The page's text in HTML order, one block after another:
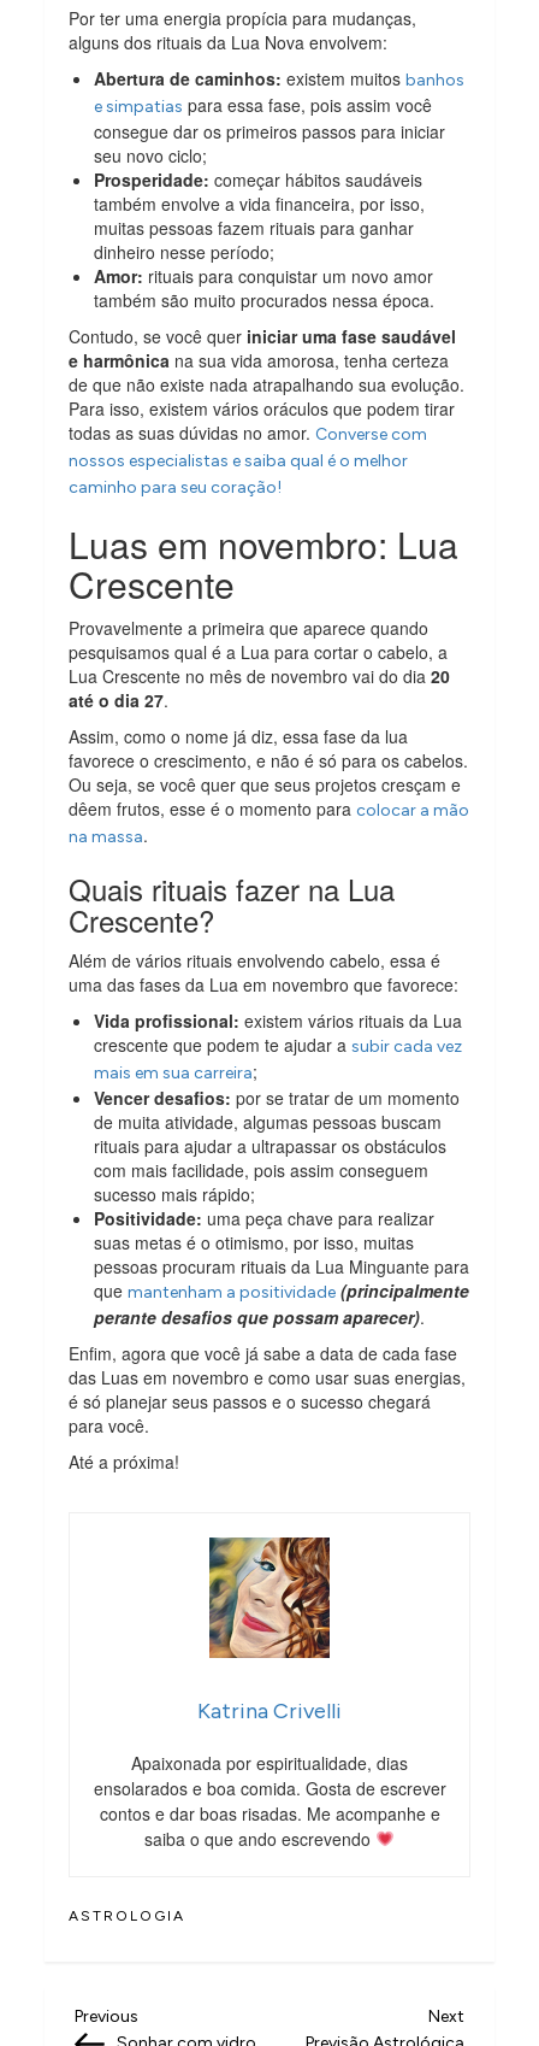
Por ter uma energia propícia para mudanças,
alguns dos rituais da Lua Nova envolvem:
Abertura de caminhos: existem muitosbanhos
e simpatias para essa fase, pois assim você
consegue dar os primeiros passos para iniciar
seu novo ciclo;
Prosperidade:começar hábitos saudáveis
também envolve a vida financeira, por isso,
muitas pessoas fazem rituais para ganhar
dinheiro nesse período;
Amor: rituais para conquistar um novo amor
também são muito procurados nessa época.
Contudo, se você quer iniciar uma fase saudável
e harmônica na sua vida amorosa, tenha certeza
de que não existe nada atrapalhando sua evolução.
Para isso, existem vários oráculos que podem tirar
todas as suas dúvidas no amor. Converse com
nossos especialistas e saiba qual é o melhor
caminho para seu coração!
Luas em novembro: Lua
Crescente
Provavelmente a primeira que aparece quando
pesquisamos qual é a Lua para cortar o cabelo, a
Lua Crescente no mês de novembro vai do dia20
até o dia 27.
Assim, como o nome já diz, essa fase da lua
favorece o crescimento, e não é só para os cabelos.
Ou seja, se você quer que seus projetos cresçam e
dêem frutos, esse é o momento paracolocar a mão
na massa.
Quais rituais fazer na Lua
Crescente?
Além de vários rituais envolvendo cabelo, essa é
uma das fases da Lua em novembro que favorece:
Vida profissional:existem vários rituais da Lua
crescente que podem te ajudar asubir cada vez
mais em sua carreira;
Vencer desafios: por se tratar de um momento
de muita atividade, algumas pessoas buscam
rituais para ajudar a ultrapassar os obstáculos
com mais facilidade, pois assim conseguem
sucesso mais rápido;
Positividade: uma peça chave para realizar
suas metas é o otimismo, por isso, muitas
pessoas procuram rituais da Lua Minguante para
quemantenham a positividade (principalmente
perante desafios que possam aparecer).
Enfim, agora que você já sabe a data de cada fase
das Luas em novembro e como usar suas energias,
é só planejar seus passos e o sucesso chegará
para você.
Até a próxima!
Katrina Crivelli
Apaixonada por espiritualidade, dias
ensolarados e boa comida. Gosta de escrever
contos e dar boas risadas. Me acompanhe e
saiba o que ando escrevendo
ASTROLOGIA
N
Previous
Post
Previous
Next
Post
Next